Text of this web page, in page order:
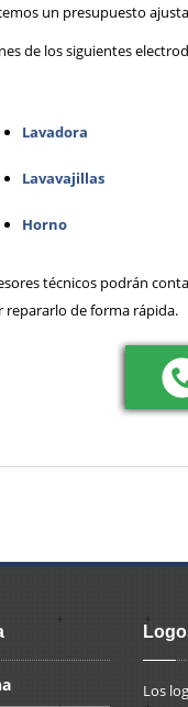
un presupuesto
de los siguientes
Lavadora
Lavavajillas
Horno
técnicos podrán
de forma rápida.
Los